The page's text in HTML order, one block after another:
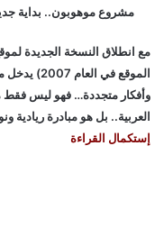
مشروع موهوبون.. بداية
مع انطلاق النسخة الجديدة
الموقع في
وأفكار متجددة… فهو ليس فقط
العربية.. بل هو مبادرة
إستكمال القراءة